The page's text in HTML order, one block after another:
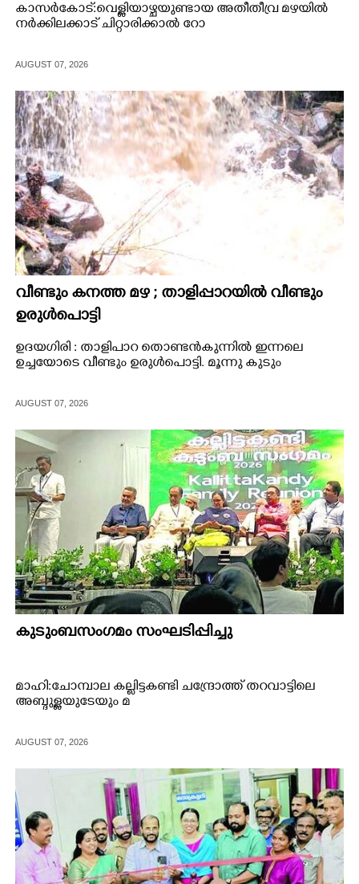
കാസർകോട്:വെള്ളിയാഴ്ചയുണ്ടായ അതീതീവ്ര മഴയിൽ
നർക്കിലക്കാട് ചിറ്റാരിക്കാൽ റോ
AUGUST 07, 2026
വീണ്ടും കനത്ത മഴ ; താളിപ്പാറയിൽ വീണ്ടും
ഉരുൾപൊട്ടി
ഉദയഗിരി : താളിപാറ തൊണ്ടൻകുന്നിൽ ഇന്നലെ
ഉച്ചയോടെ വീണ്ടും ഉരുൾപൊട്ടി. മൂന്നു കുടും
AUGUST 07, 2026
കുടുംബസംഗമം സംഘടിപ്പിച്ചു
മാഹി:ചോമ്പാല കല്ലിട്ടകണ്ടി ചന്ദ്രോത്ത് തറവാട്ടിലെ
അബ്ദുള്ളയുടേയും മ
AUGUST 07, 2026